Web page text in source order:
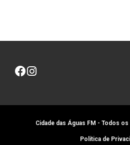
Cidade das Águas FM - Todos
Política de